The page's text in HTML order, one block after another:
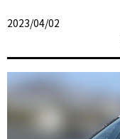
2023/04/02